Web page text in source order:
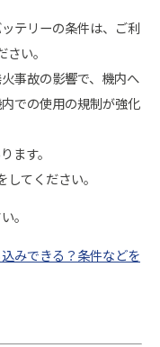
テリーの条件は、ご利
い。
事故の影響で、機内へ
での使用の規制が強化
ます。
てください。
。
みできる？条件などを